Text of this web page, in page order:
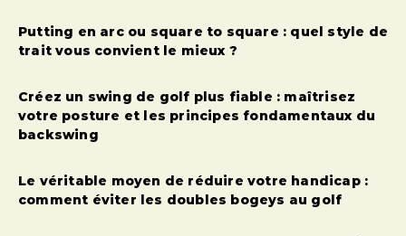
Putting en arc ou square to square : quel style de
trait vous convient le mieux ?
Créez un swing de golf plus fiable : maîtrisez
votre posture et les principes fondamentaux du
backswing
Le véritable moyen de réduire votre handicap :
comment éviter les doubles bogeys au golf